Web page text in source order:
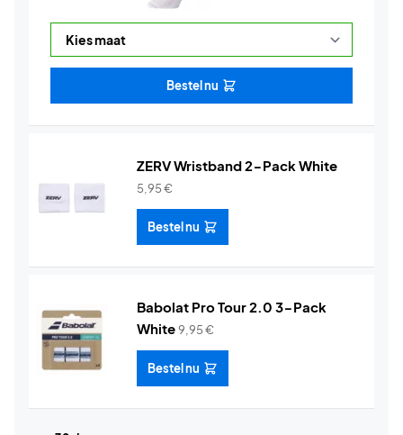
Bestel nu
ZERV Wristband 2-Pack White
5,95€
Bestel nu
Babolat Pro Tour 2.0 3-Pack
White9,95€
Bestel nu